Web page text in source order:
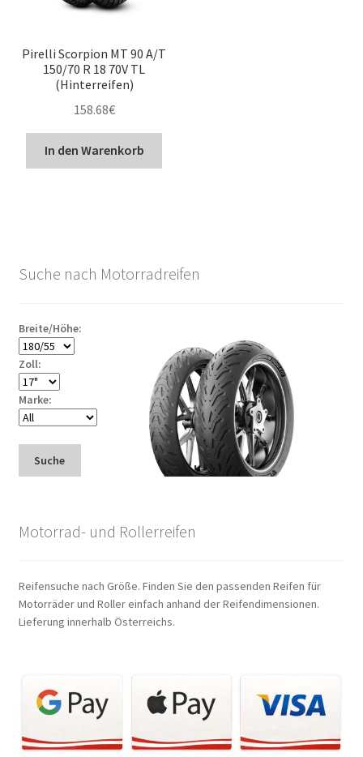
Pirelli Scorpion MT 90 A/T
150/70 R 18 70V TL
(Hinterreifen)
158.68€
In den Warenkorb
Suche nach Motorradreifen
Breite/Höhe:
Zoll:
Marke:
Suche
Motorrad- und Rollerreifen
Reifensuche nach Größe. Finden Sie den passenden Reifen für
Motorräder und Roller einfach anhand der Reifendimensionen.
Lieferung innerhalb Österreichs.